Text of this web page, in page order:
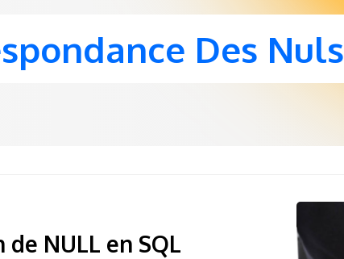
Des Nuls
NULL en SQL